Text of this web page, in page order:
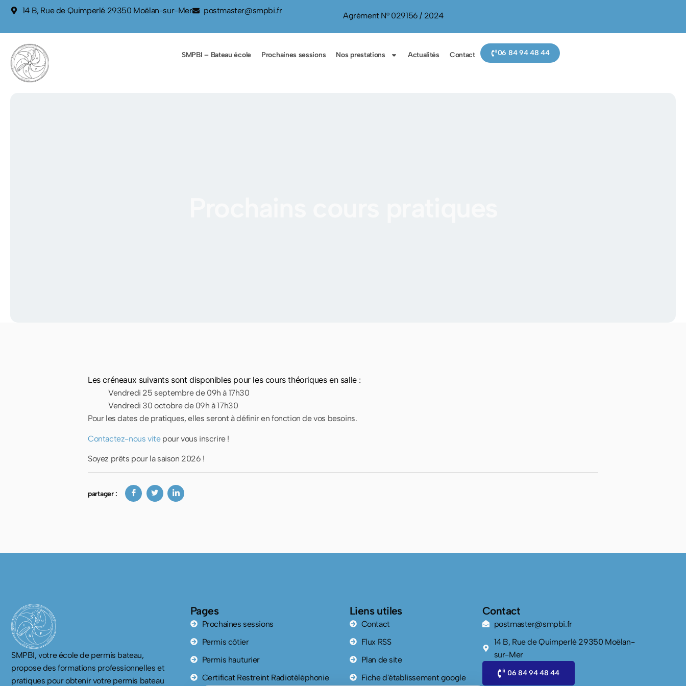
principal14 B, Rue de Quimperlé 29350 Moëlan-sur-Mer postmaster@smpbi.fr
Agrément N° 029156 / 2024
SMPBI – Bateau école Prochaines sessions Nos prestations Actualités Contact 06 84 94 48 44
Les créneaux suivants sont disponibles pour les cours théoriques en salle :
Vendredi 25 septembre de 09h à 17h30
Vendredi 30 octobre de 09h à 17h30
Pour les dates de pratiques, elles seront à définir en fonction de vos besoins.
Contactez-nous vitepour vous inscrire !
Soyez prêts pour la saison 2026 !
partager :
SMPBI, votre école de permis bateau,
propose des formations professionnelles et
pratiques pour obtenir votre permis bateau
Pages
Prochaines sessions
Permis côtier
Permis hauturier
Certificat Restreint Radiotéléphonie
Liens utiles
Contact
Flux RSS
Plan de site
Fiche d'établissement google
Contact
postmaster@smpbi.fr
14 B, Rue de Quimperlé 29350 Moëlan-
sur-Mer
06 84 94 48 44